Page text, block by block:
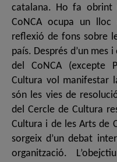
catalana. Ho fa obrint
CoNCA ocupa un
reflexió de fons sobre
país. Després d’un mes
del CoNCA (excepte
Cultura vol manifestar
són les vies de
del Cercle de Cultura
Cultura i de les Arts de
sorgeix d’un debat
organització.